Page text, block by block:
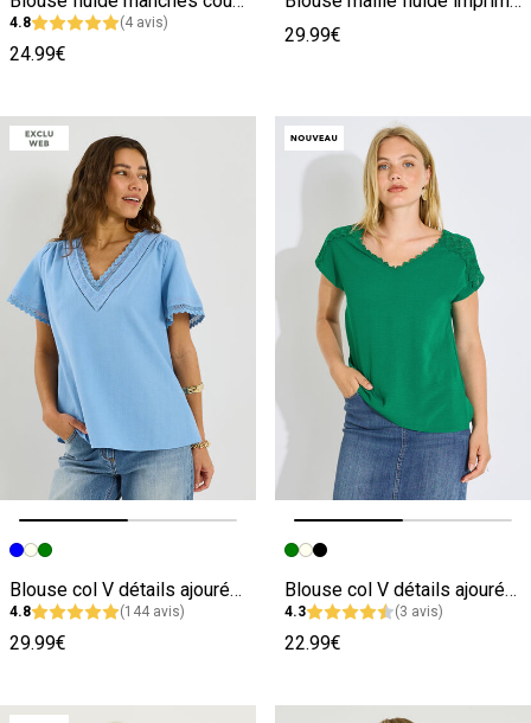
4.8 (4 avis)
24.99€
29.99€
Image précédente
Image suivante
Blouse col V détails ajourés femme
4.8 (144 avis)
29.99€
Image précédente
Image suivante
Blouse col V détails ajourés femme
4.3 (3 avis)
22.99€